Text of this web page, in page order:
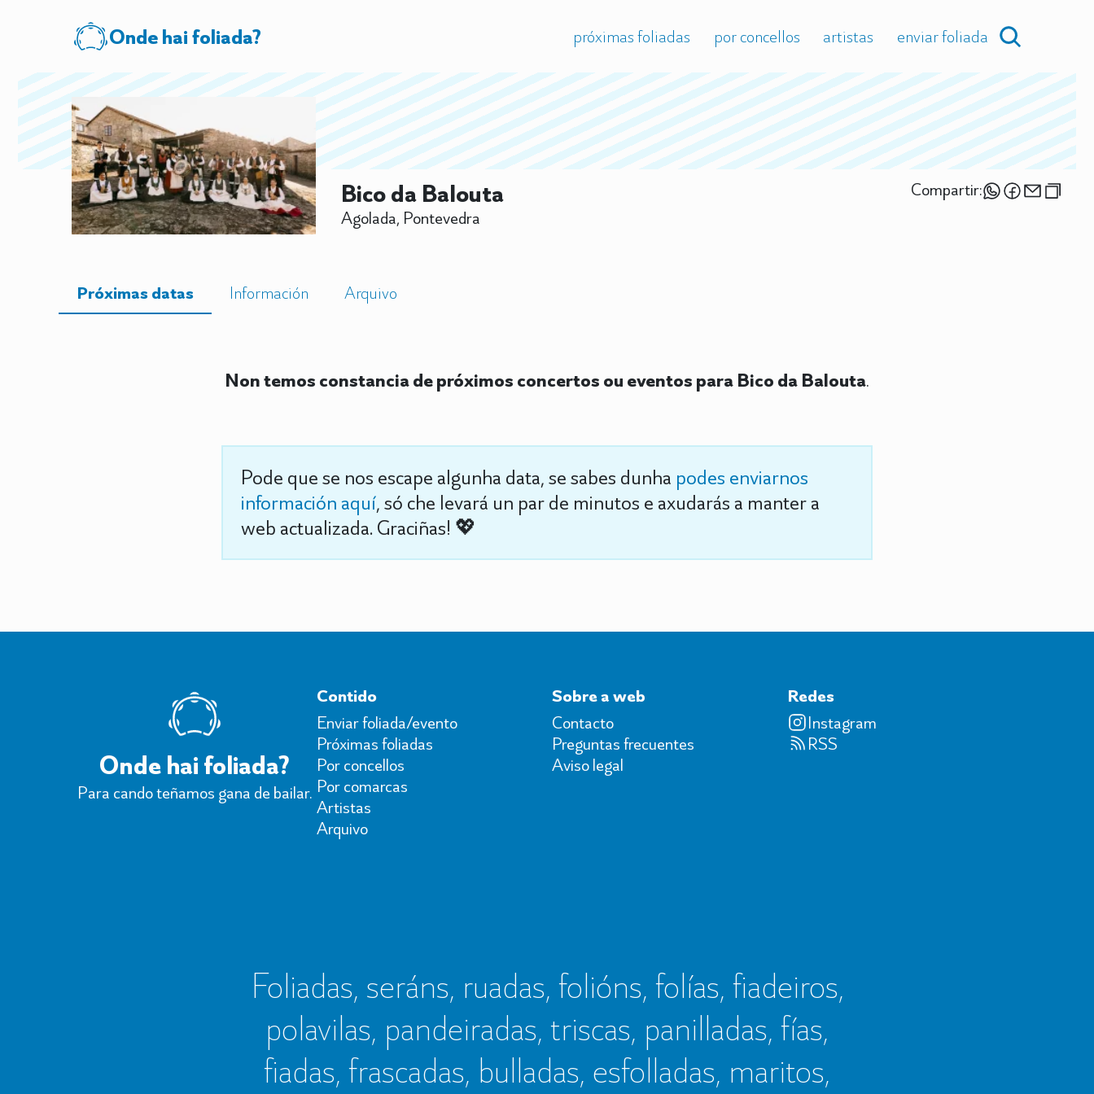
Onde hai foliada? próximas foliadas por concellos artistas enviar foliada
Bico da Balouta
Agolada, Pontevedra
Compartir:
Próximas datas Información Arquivo
Non temos constancia de próximos concertos ou eventos para Bico da Balouta.
Pode que se nos escape algunha data, se sabes dunha podes enviarnos
información aquí, só che levará un par de minutos e axudarás a manter a
web actualizada. Graciñas! 💖
Onde hai foliada?
Para cando teñamos gana de bailar.
Contido
Enviar foliada/evento
Próximas foliadas
Por concellos
Por comarcas
Artistas
Arquivo
Sobre a web
Contacto
Preguntas frecuentes
Aviso legal
Redes
Instagram
RSS
Foliadas, seráns, ruadas, folións, folías, fiadeiros,
polavilas, pandeiradas, triscas, panilladas, fías,
fiadas, frascadas, bulladas, esfolladas, maritos,